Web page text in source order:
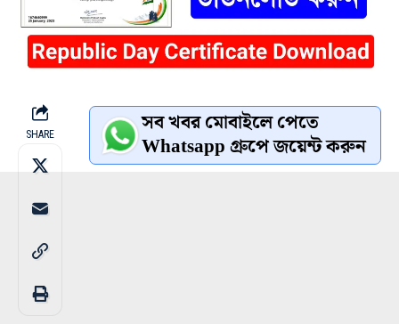
SHARE সব খবর মোবাইলে পেতে
Whatsapp গ্রুপে জয়েন্ট করুন